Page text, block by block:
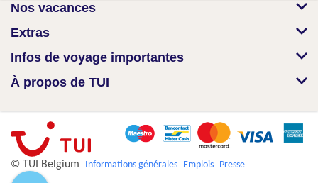
Nos vacances
Extras
Infos de voyage importantes
À propos de TUI
© TUI Belgium Informations générales Emplois Presse